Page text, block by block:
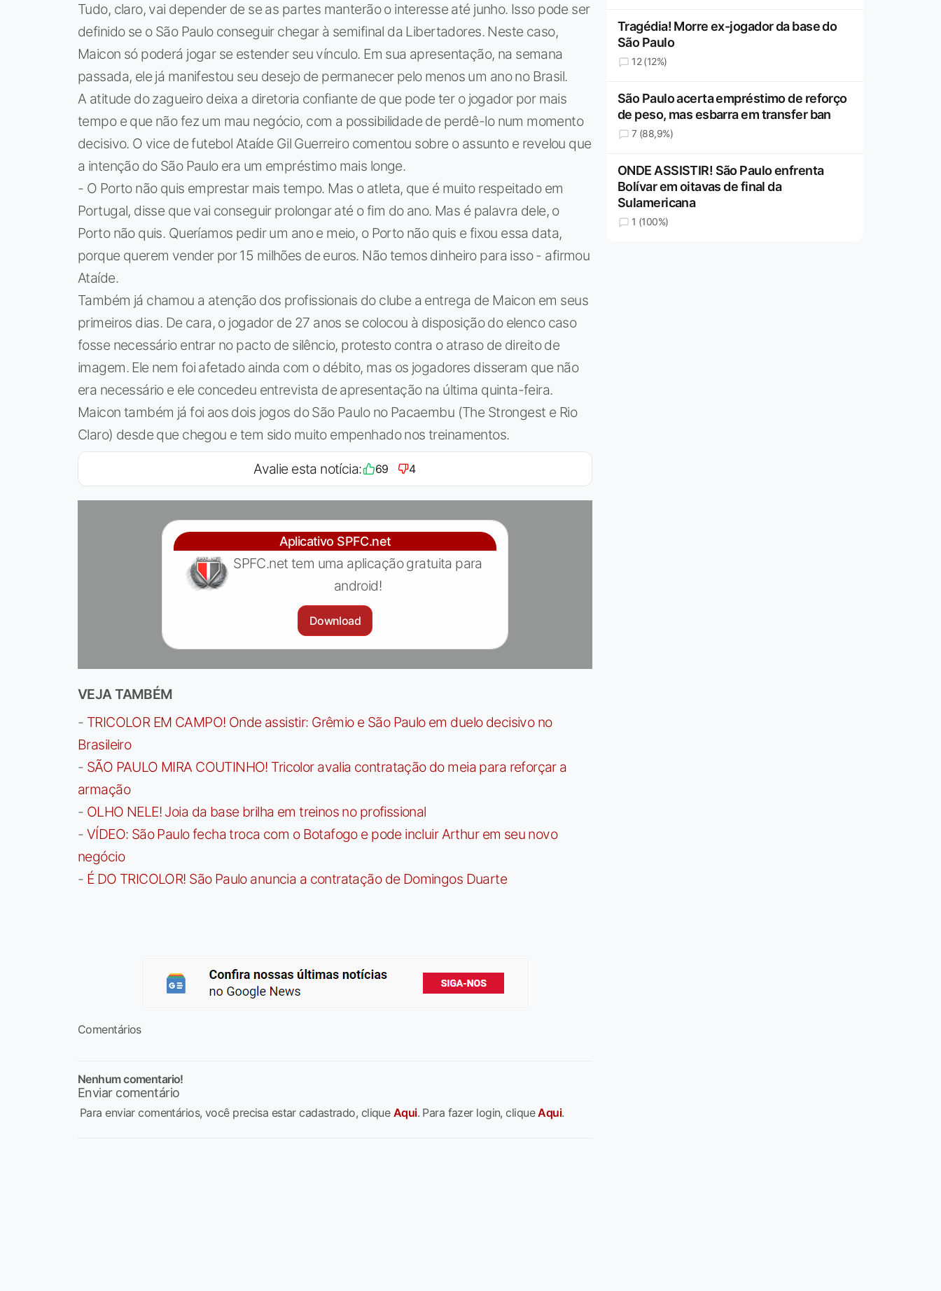
Tudo, claro, vai depender de se as partes manterão o interesse até junho. Isso pode ser
definido se o São Paulo conseguir chegar à semifinal da Libertadores. Neste caso,
Maicon só poderá jogar se estender seu vínculo. Em sua apresentação, na semana
passada, ele já manifestou seu desejo de permanecer pelo menos um ano no Brasil.
A atitude do zagueiro deixa a diretoria confiante de que pode ter o jogador por mais
tempo e que não fez um mau negócio, com a possibilidade de perdê-lo num momento
decisivo. O vice de futebol Ataíde Gil Guerreiro comentou sobre o assunto e revelou que
a intenção do São Paulo era um empréstimo mais longe.
- O Porto não quis emprestar mais tempo. Mas o atleta, que é muito respeitado em
Portugal, disse que vai conseguir prolongar até o fim do ano. Mas é palavra dele, o
Porto não quis. Queríamos pedir um ano e meio, o Porto não quis e fixou essa data,
porque querem vender por 15 milhões de euros. Não temos dinheiro para isso - afirmou
Ataíde.
Também já chamou a atenção dos profissionais do clube a entrega de Maicon em seus
primeiros dias. De cara, o jogador de 27 anos se colocou à disposição do elenco caso
fosse necessário entrar no pacto de silêncio, protesto contra o atraso de direito de
imagem. Ele nem foi afetado ainda com o débito, mas os jogadores disseram que não
era necessário e ele concedeu entrevista de apresentação na última quinta-feira.
Maicon também já foi aos dois jogos do São Paulo no Pacaembu (The Strongest e Rio
Claro) desde que chegou e tem sido muito empenhado nos treinamentos.
Avalie esta notícia: 69 4
Aplicativo SPFC.net
SPFC.net tem uma aplicação gratuita para
android!
Download
VEJA TAMBÉM
- TRICOLOR EM CAMPO! Onde assistir: Grêmio e São Paulo em duelo decisivo no
Brasileiro
- SÃO PAULO MIRA COUTINHO! Tricolor avalia contratação do meia para reforçar a
armação
- OLHO NELE! Joia da base brilha em treinos no profissional
- VÍDEO: São Paulo fecha troca com o Botafogo e pode incluir Arthur em seu novo
negócio
- É DO TRICOLOR! São Paulo anuncia a contratação de Domingos Duarte
Comentários
Nenhum comentario!
Enviar comentário
Para enviar comentários, você precisa estar cadastrado, clique Aqui. Para fazer login, cliqueAqui.
Tragédia! Morre ex-jogador da base do
São Paulo
12 (12%)
São Paulo acerta empréstimo de reforço
de peso, mas esbarra em transfer ban
7 (88,9%)
ONDE ASSISTIR! São Paulo enfrenta
Bolívar em oitavas de final da
Sulamericana
1 (100%)